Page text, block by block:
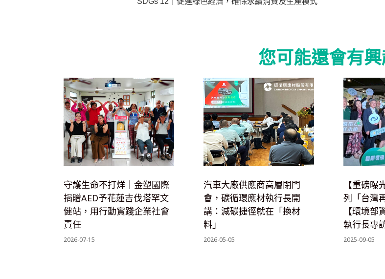
您可能還會有
守護生命不打烊｜金塑國際
捐贈AED予花蓮吉伐塔罕文
健站，用行動實踐企業社會
責任
2026-07-15
汽車大廠供應商高層閉門
會，碳循環應材執行長開
講：減碳捷徑就在「換材
料」
2026-05-05
【重磅
列「台灣
【環境部
執行長專
2025-09-05